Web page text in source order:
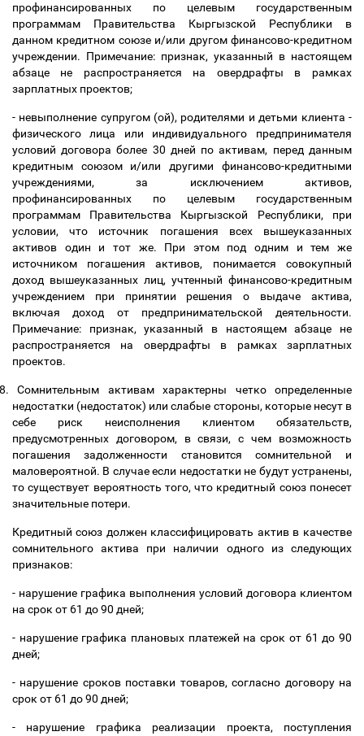
профинансированных по целевым государственным
программам Правительства Кыргызской Республики в
данном кредитном союзе и/или другом финансово-кредитном
учреждении. Примечание: признак, указанный в настоящем
абзаце не распространяется на овердрафты в рамках
зарплатных проектов;
- невыполнение супругом (ой), родителями и детьми клиента -
физического лица или индивидуального предпринимателя
условий договора более 30 дней по активам, перед данным
кредитным союзом и/или другими финансово-кредитными
учреждениями, за исключением активов,
профинансированных по целевым государственным
программам Правительства Кыргызской Республики, при
условии, что источник погашения всех вышеуказанных
активов один и тот же. При этом под одним и тем же
источником погашения активов, понимается совокупный
доход вышеуказанных лиц, учтенный финансово-кредитным
учреждением при принятии решения о выдаче актива,
включая доход от предпринимательской деятельности.
Примечание: признак, указанный в настоящем абзаце не
распространяется на овердрафты в рамках зарплатных
проектов.
Сомнительным активам характерны четко определенные
недостатки (недостаток) или слабые стороны, которые несут в
себе риск неисполнения клиентом обязательств,
предусмотренных договором, в связи, с чем возможность
погашения задолженности становится сомнительной и
маловероятной. В случае если недостатки не будут устранены,
то существует вероятность того, что кредитный союз понесет
значительные потери.
Кредитный союз должен классифицировать актив в качестве
сомнительного актива при наличии одного из следующих
признаков:
- нарушение графика выполнения условий договора клиентом
на срок от 61 до 90 дней;
- нарушение графика плановых платежей на срок от 61 до 90
дней;
- нарушение сроков поставки товаров, согласно договору на
срок от 61 до 90 дней;
- нарушение графика реализации проекта, поступления